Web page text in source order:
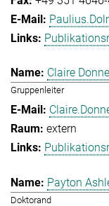
Claire
Gruppenleiter
extern
Payton
Doktorand